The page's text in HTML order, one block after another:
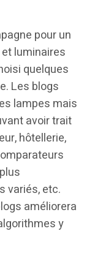
pour un
luminaires
quelques
Les blogs
lampes mais
avoir trait
hôtellerie,
variés, etc.
améliorera
y